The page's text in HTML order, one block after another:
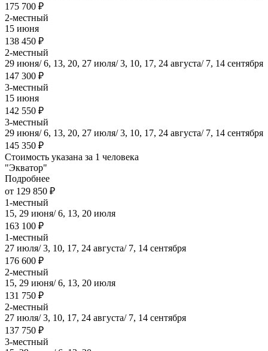
175 700 ₽
2-местный
15 июня
138 450 ₽
2-местный
29 июня/ 6, 13, 20, 27 июля/ 3, 10, 17, 24 августа/ 7, 14 сентября
147 300 ₽
3-местный
15 июня
142 550 ₽
3-местный
29 июня/ 6, 13, 20, 27 июля/ 3, 10, 17, 24 августа/ 7, 14 сентября
145 350 ₽
Стоимость указана за 1 человека
"Экватор"
Подробнее
от 129 850 ₽
1-местный
15, 29 июня/ 6, 13, 20 июля
163 100 ₽
1-местный
27 июля/ 3, 10, 17, 24 августа/ 7, 14 сентября
176 600 ₽
2-местный
15, 29 июня/ 6, 13, 20 июля
131 750 ₽
2-местный
27 июля/ 3, 10, 17, 24 августа/ 7, 14 сентября
137 750 ₽
3-местный